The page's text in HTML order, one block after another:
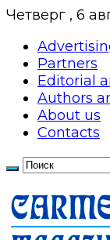
Четверг , 6
Partners
Editorial
Authors
About us
Contacts